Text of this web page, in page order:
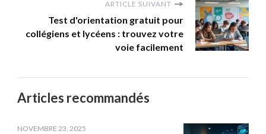
ARTICLE SUIVANT
Test d'orientation gratuit pour
collégiens et lycéens : trouvez votre
voie facilement
Articles recommandés
NOVEMBRE 23, 2025